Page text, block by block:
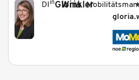
DIinGloria
Winkler